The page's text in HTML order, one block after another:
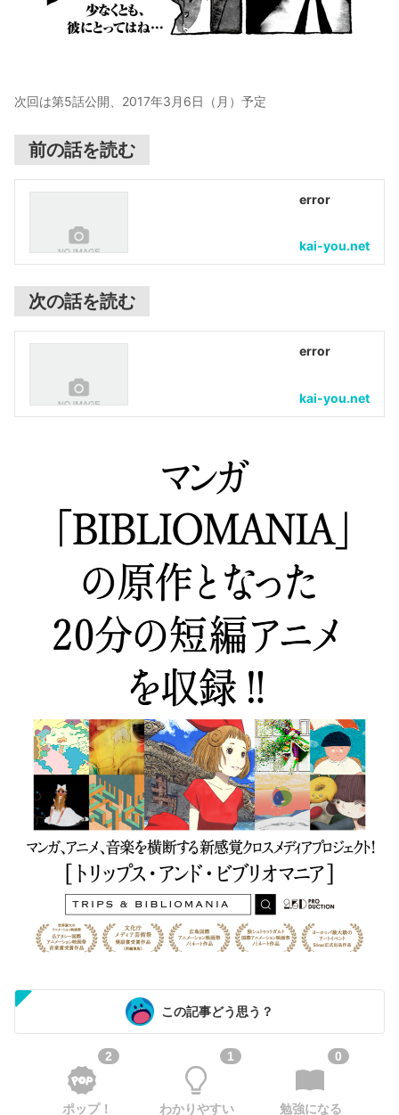
次回は第5話公開、2017年3月6日（月）予定
前の話を読む
error
kai-you.net
次の話を読む
error
kai-you.net
この記事どう思う？
2
ポップ！
1
わかりやすい
0
勉強になる